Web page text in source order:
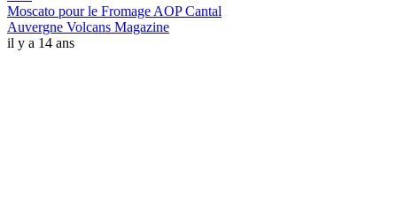
Moscato pour le Fromage AOP Cantal
Auvergne Volcans Magazine
il y a 14 ans